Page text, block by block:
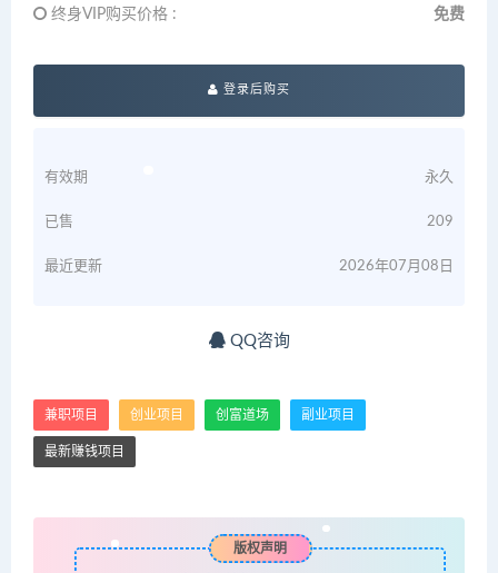
终身VIP购买价格 : 免费
登录后购买
有效期 永久
已售 209
最近更新 2026年07月08日
QQ咨询
兼职项目 创业项目 创富道场 副业项目
最新赚钱项目
版权声明